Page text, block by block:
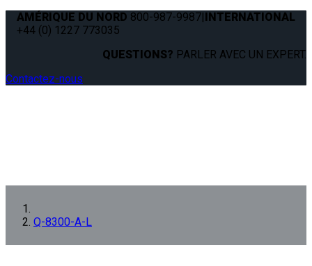
AMÉRIQUE DU NORD 800-987-9987|INTERNATIONAL
+44 (0) 1227 773035
QUESTIONS? PARLER AVEC UN EXPERT.
Contactez-nous
Q-8300-A-L